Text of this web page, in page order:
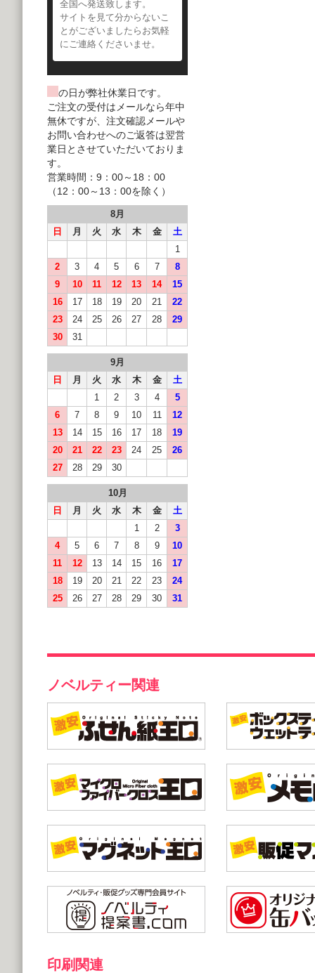
全国へ発送致します。
サイトを見て分からないこ
とがございましたらお気軽
にご連絡くださいませ。
の日が弊社休業日です。
ご注文の受付はメールなら年中
無休ですが、注文確認メールや
お問い合わせへのご返答は翌営
業日とさせていただいておりま
す。
営業時間：9：00～18：00
（12：00～13：00を除く）
8月
日
月 火 水 木 金
土
1
2
3 4 5 6 7
8
9
10 11 12 13 14
15
16
17 18 19 20 21
22
23
24 25 26 27 28
29
30
31
9月
日
月 火 水 木 金
土
1
2 3 4
5
6
7 8 9 10 11
12
13
14 15 16 17 18
19
20
21 22 23 24 25
26
27
28 29 30
10月
日
月 火 水 木 金
土
1
2
3
4
5 6 7 8 9
10
11
12 13 14 15 16
17
18
19 20 21 22 23
24
25
26 27 28 29 30 31
ノベルティー関連
印刷関連